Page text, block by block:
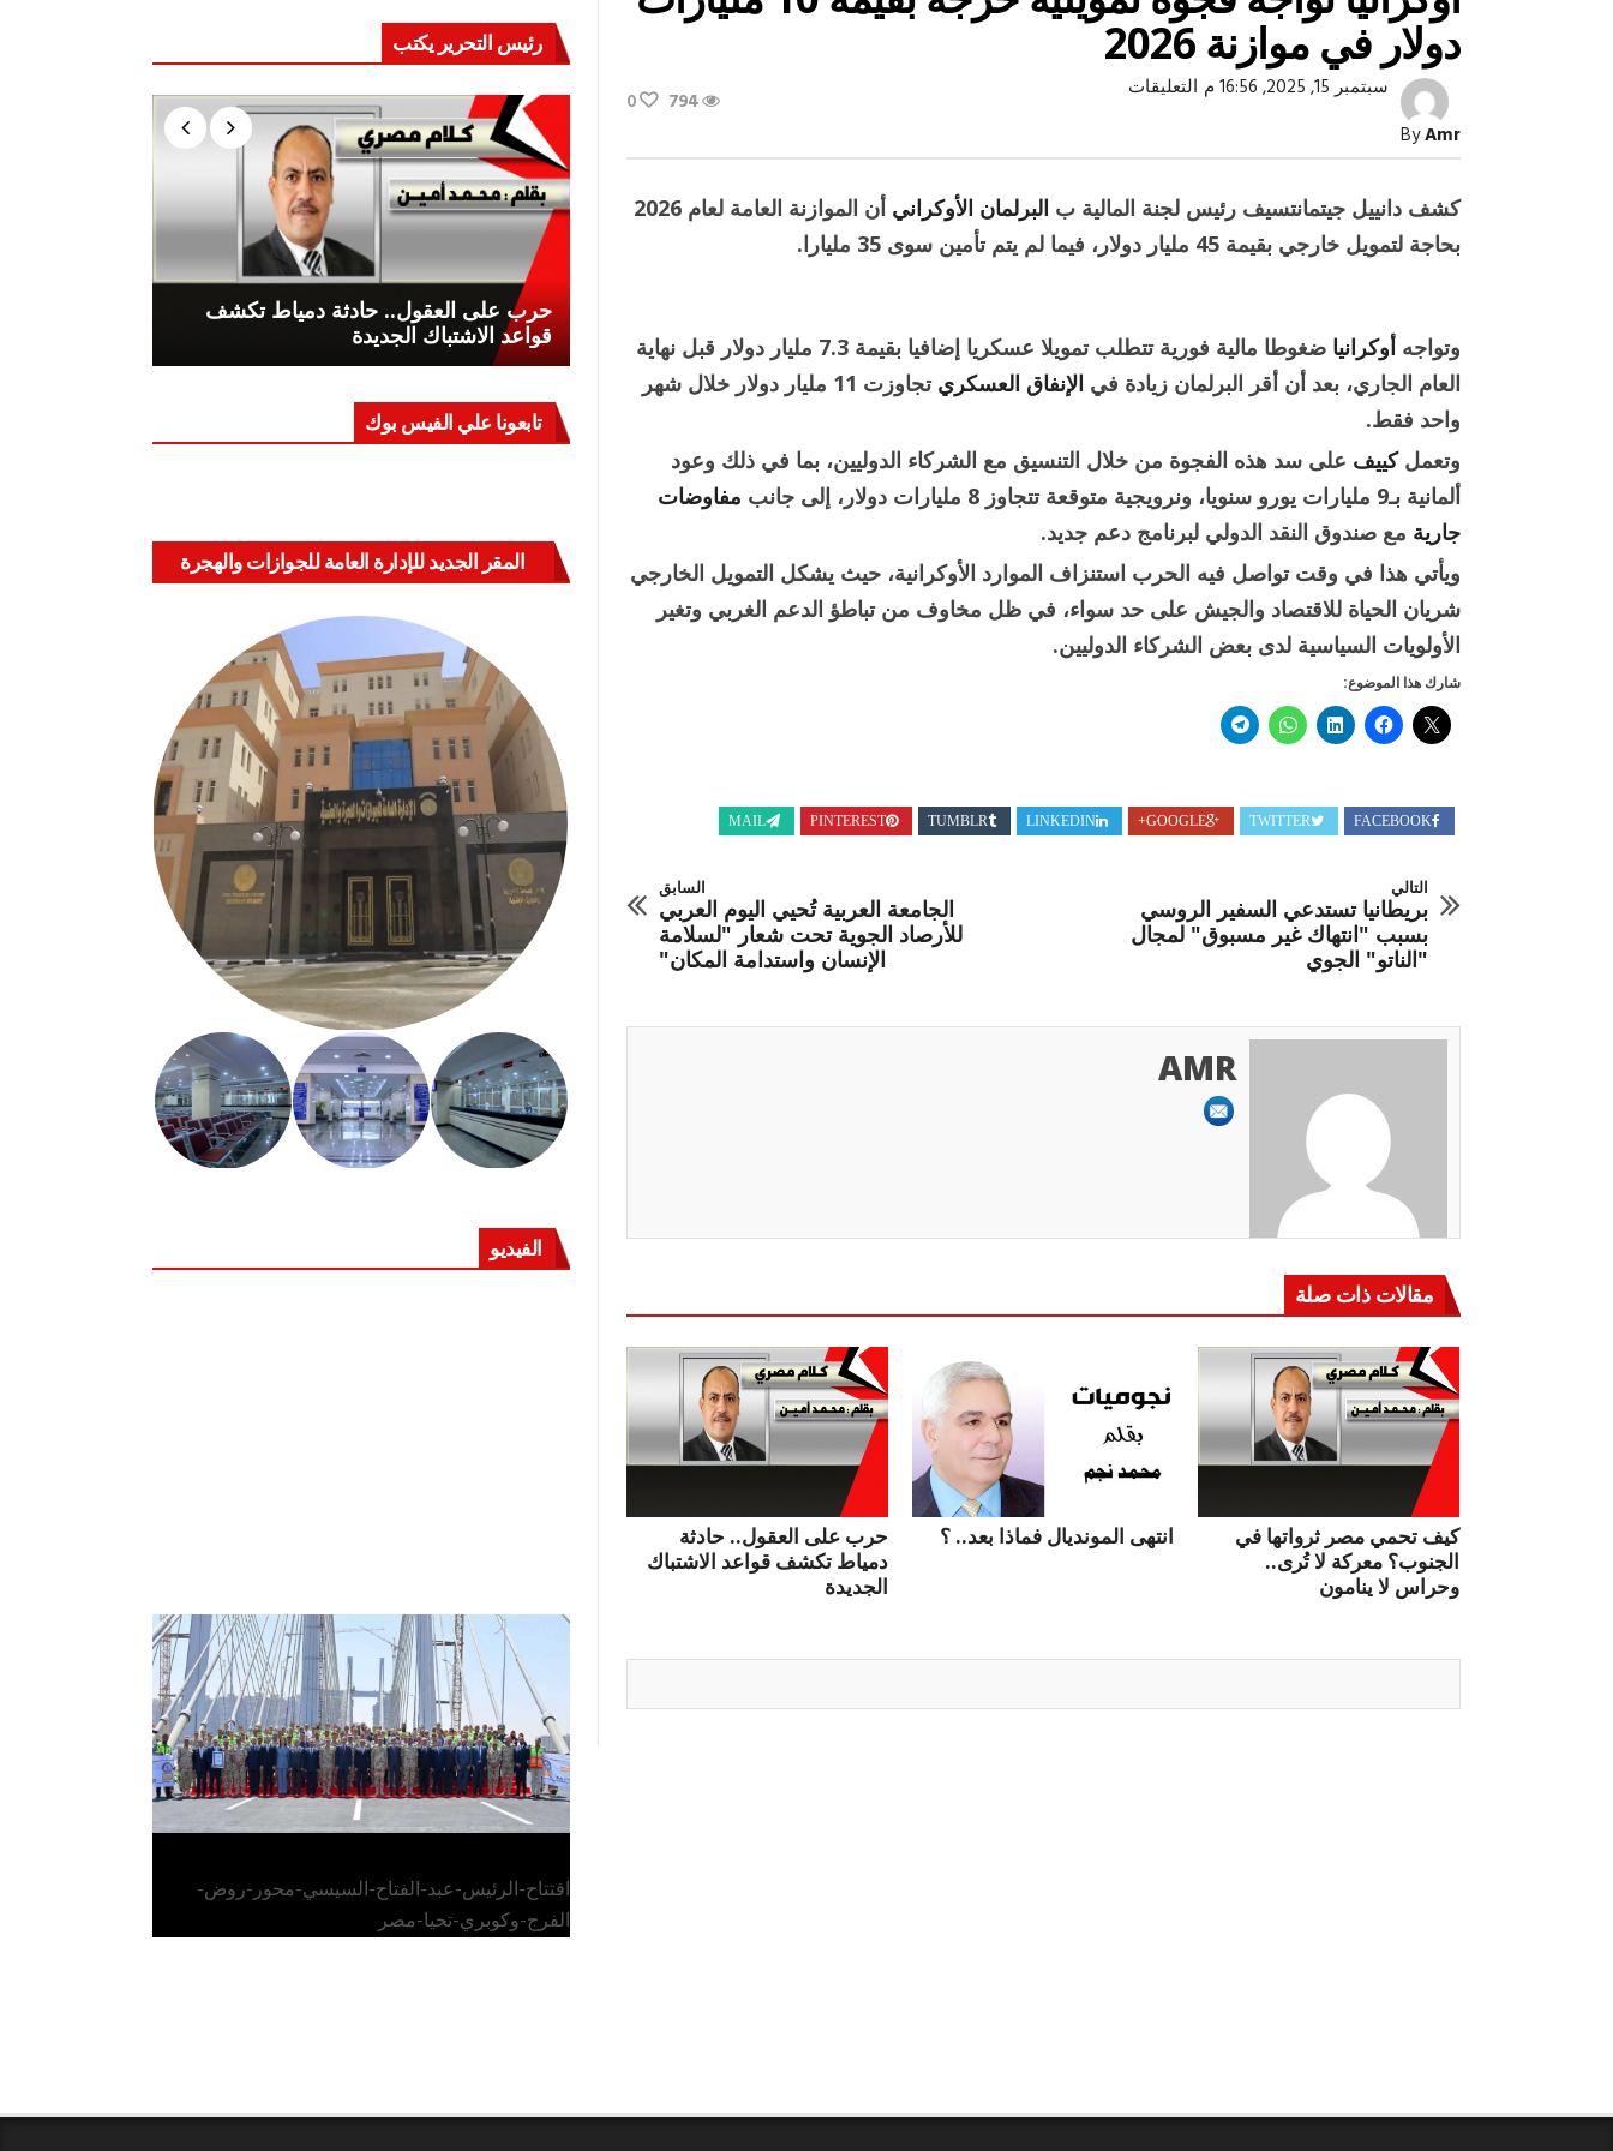
دولار في موازنة 2026
ByAmr
سبتمبر 15, 2025, 16:56 م التعليقات
تمويلية
بقيمة
10
مليارات
دولار
مغلقة
794
0
كشف دانييل جيتمانتسيف رئيس لجنة المالية ب البرلمان الأوكراني
أن الموازنة العامة لعام 2026
بحاجة لتمويل خارجي بقيمة 45 مليار دولار، فيما لم يتم تأمين سوى 35 مليارا.
وتواجه أوكرانيا
ضغوطا مالية فورية تتطلب تمويلا عسكريا إضافيا بقيمة 7.3 مليار دولار قبل نهاية
العام الجاري، بعد أن أقر البرلمان زيادة في الإنفاق العسكري
تجاوزت 11 مليار دولار خلال شهر
واحد فقط.
وتعملكييف على سد هذه الفجوة من خلال التنسيق مع الشركاء الدوليين، بما في ذلك وعود
ألمانية بـ9 مليارات يورو سنويا، ونرويجية متوقعة تتجاوز 8 مليارات دولار، إلى جانب
مفاوضات
جارية مع صندوق النقد الدولي لبرنامج دعم جديد.
ويأتي هذا في وقت تواصل فيه الحرب استنزاف الموارد الأوكرانية، حيث يشكل التمويل الخارجي
شريان الحياة للاقتصاد والجيش على حد سواء، في ظل مخاوف من تباطؤ الدعم الغربي وتغير
الأولويات السياسية لدى بعض الشركاء الدوليين.
شارك هذا الموضوع:
FACEBOOK
TWITTER
GOOGLE+
LINKEDIN
TUMBLR
PINTEREST
MAIL
السابق
الجامعة العربية تُحيي اليوم العربي
للأرصاد الجوية تحت شعار "لسلامة
الإنسان واستدامة المكان"
التالي
بريطانيا تستدعي السفير الروسي
بسبب "انتهاك غير مسبوق" لمجال
"الناتو" الجوي
AMR
مقالات ذات صلة
حرب على العقول.. حادثة
دمياط تكشف قواعد الاشتباك
الجديدة
انتهى المونديال فماذا بعد.. ؟
كيف تحمي مصر ثرواتها في
الجنوب؟ معركة لا تُرى..
وحراس لا ينامون
رئيس التحرير يكتب
حرب على العقول.. حادثة دمياط تكشف
قواعد الاشتباك الجديدة
معركة لا تُرى.. وحراس لا ينامون
الدول كيانات تنموية عملاقة؟
تابعونا علي الفيس بوك
المقر الجديد للإدارة العامة للجوازات والهجرة
الفيديو
الرئيس عبد الفتاح السيسي يفتتح محور روض
الفرج وكوبري تحيا مصر
افتتاح-الرئيس-عبد-الفتاح-السيسي-محور-روض-
الفرج-وكوبري-تحيا-مصر